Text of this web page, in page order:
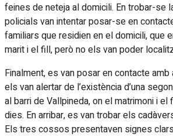
feines de neteja al domicili. En trobar-se
policials van intentar posar-se en
familiars que residien en el domicili, que
marit i el fill, però no els van poder
Finalment, es van posar en contacte
els van alertar de l’existència d’una
al barri de Vallpineda, on el matrimoni i
dies. En arribar, es van trobar els
Els tres cossos presentaven signes